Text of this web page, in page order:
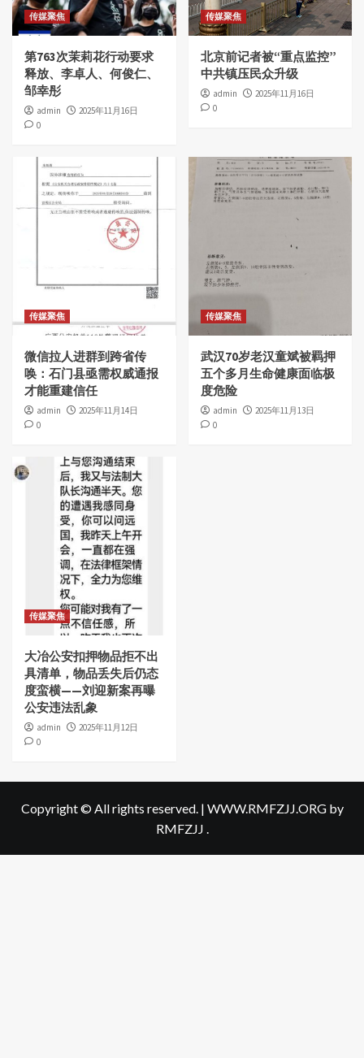
传媒聚焦
第763次茉莉花行动要求
释放、李卓人、何俊仁、
邹幸彤
admin
2025年11月16日
0
传媒聚焦
北京前记者被“重点监控”
中共镇压民众升级
admin
2025年11月16日
0
传媒聚焦
微信拉人进群到跨省传
唤：石门县亟需权威通报
才能重建信任
admin
2025年11月14日
0
传媒聚焦
武汉70岁老汉童斌被羁押
五个多月生命健康面临极
度危险
admin
2025年11月13日
0
传媒聚焦
大冶公安扣押物品拒不出
具清单，物品丢失后仍态
度蛮横——刘迎新案再曝
公安违法乱象
admin
2025年11月12日
0
Copyright © All rights reserved. | WWW.RMFZJJ.ORGby
RMFZJJ .